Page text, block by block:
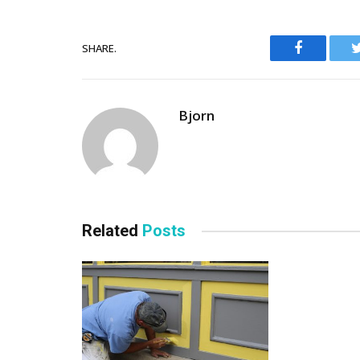
SHARE. Facebook
Bjorn
Related Posts